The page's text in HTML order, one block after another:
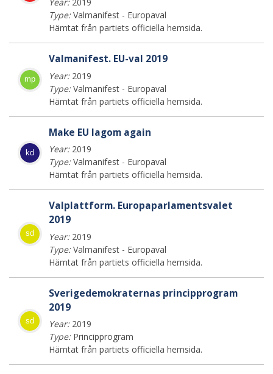
Type:Valmanifest - Europaval
Hämtat från partiets officiella hemsida.
mp
Valmanifest. EU-val 2019
Year:2019
Type:Valmanifest - Europaval
Hämtat från partiets officiella hemsida.
kd
Make EU lagom again
Year:2019
Type:Valmanifest - Europaval
Hämtat från partiets officiella hemsida.
sd
Valplattform. Europaparlamentsvalet
2019
Year:2019
Type:Valmanifest - Europaval
Hämtat från partiets officiella hemsida.
sd
Sverigedemokraternas principprogram
2019
Year:2019
Type:Principprogram
Hämtat från partiets officiella hemsida.